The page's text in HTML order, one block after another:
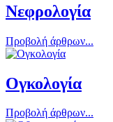
Νεφρολογία
Προβολή άρθρων...
Ογκολογία
Προβολή άρθρων...